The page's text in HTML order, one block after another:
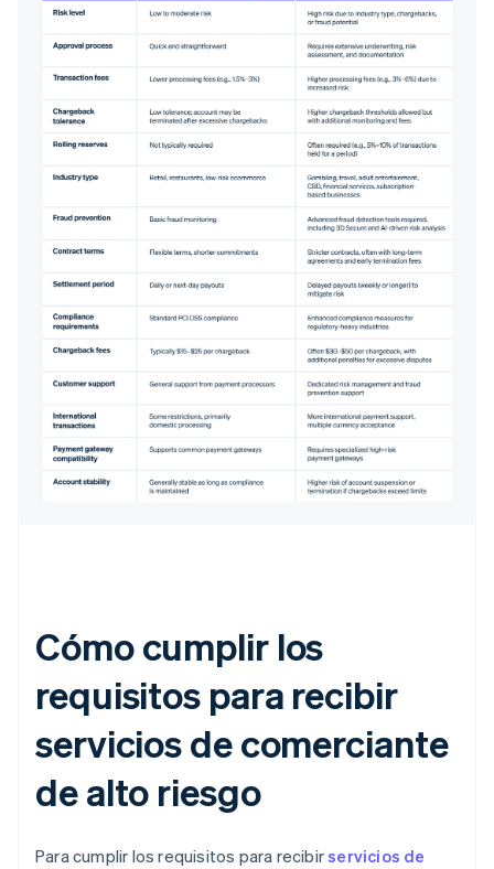
Cómo cumplir los
requisitos para recibir
servicios de comerciante
de alto riesgo
Para cumplir los requisitos para recibirservicios de